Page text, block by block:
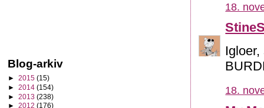
18.
18.
Blog-arkiv
► 2015 (15)
► 2014 (154)
► 2013 (238)
► 2012 (176)